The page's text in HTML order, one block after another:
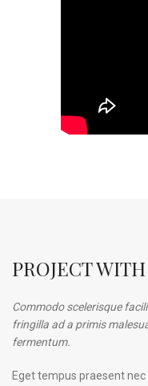
PROJECT
Commodo scelerisque
fringilla ad a primis
fermentum.
Eget tempus praesent